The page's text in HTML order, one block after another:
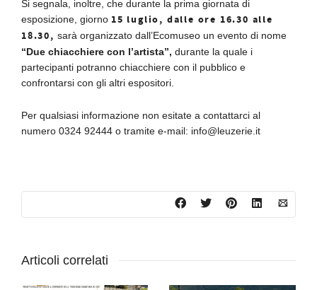
Si segnala, inoltre, che durante la prima giornata di
esposizione, giorno 15 luglio, dalle ore 16.30 alle
18.30, sarà organizzato dall’Ecomuseo un evento di nome
“Due chiacchiere con l’artista”, durante la quale i
partecipanti potranno chiacchiere con il pubblico e
confrontarsi con gli altri espositori.
Per qualsiasi informazione non esitate a contattarci al
numero 0324 92444 o tramite e-mail: info@leuzerie.it
Articoli correlati